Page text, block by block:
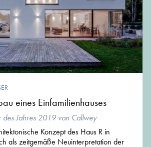
eines Einfamilienhauses
des Jahres 2019 von Callwey
Konzept des Haus R in
als zeitgemäße Neuinterpretation der